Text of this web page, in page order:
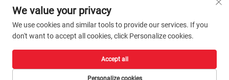
Telefon:+86-13793890209
Tel.:+86-13793890209
Urheberrecht © 2026 Shandong Huacheng High-Tech Material Technology Co.,
Ltd. Alle Rechte vorbehalten. | Datenschutzrichtlinie
We value your privacy
We use cookies and similar tools to provide our services. If you
don't want to accept all cookies, click Personalize cookies.
Personalize cookies
Accept all